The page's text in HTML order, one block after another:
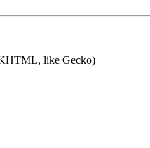
like Gecko)